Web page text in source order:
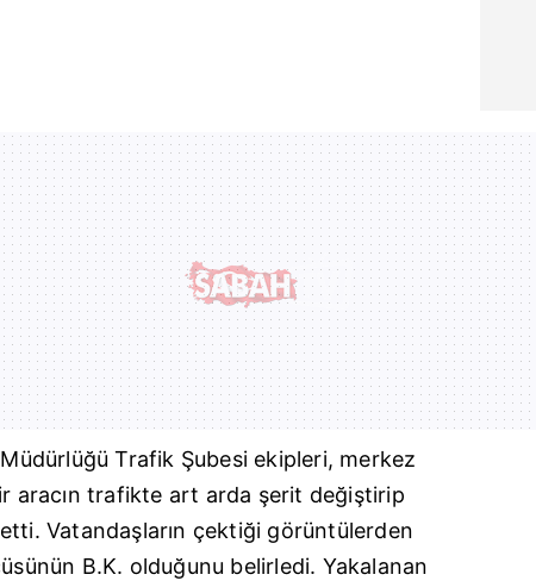
Trafik Şubesi ekipleri, merkez
aracın trafikte art arda şerit değiştirip
Vatandaşların çektiği görüntülerden
B.K. olduğunu belirledi. Yakalanan